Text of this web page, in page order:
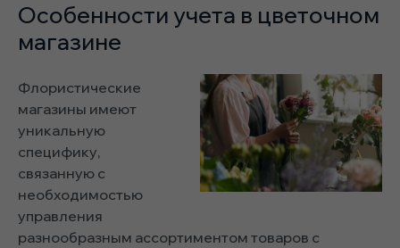
Особенности учета в цветочном
магазине
Флористические
магазины имеют
уникальную
специфику,
связанную с
необходимостью
управления
разнообразным ассортиментом товаров с